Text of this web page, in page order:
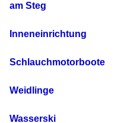
am Steg
Inneneinrichtung
Schlauchmotorboote
Weidlinge
Wasserski